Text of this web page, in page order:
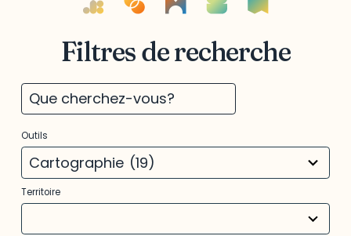
Filtres de recherche
Outils
Cartographie (19)
3
results
available
Territoire
22
results